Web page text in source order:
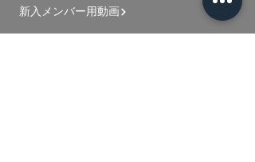
新入メンバー用動画